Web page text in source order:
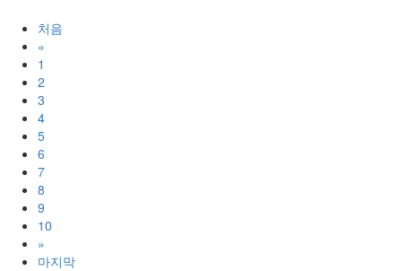
처음
«
1
2
3
4
5
6
7
8
9
10
»
마지막